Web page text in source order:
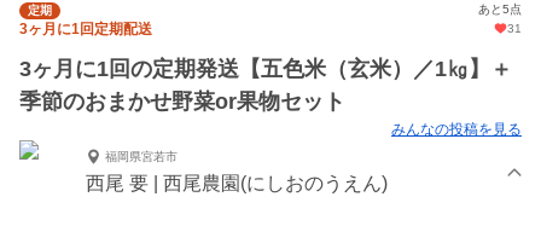
定期 あと5点
3ヶ月に1回定期配送 31
3ヶ月に1回の定期発送【五色米（玄米）／1㎏】＋
季節のおまかせ野菜or果物セット
みんなの投稿を見る
福岡県宮若市
西尾 要 | 西尾農園(にしおのうえん)